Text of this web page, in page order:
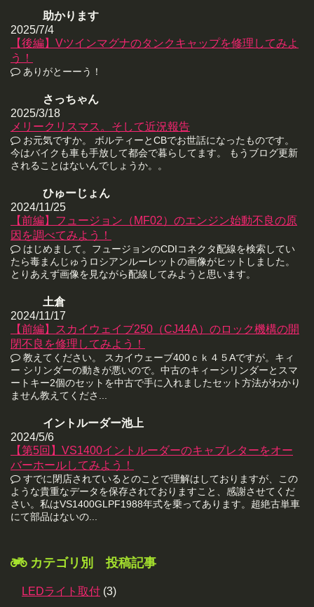
助かります
2025/7/4
【後編】Vツインマグナのタンクキャップを修理してみよ
う！
ありがとーーう！
さっちゃん
2025/3/18
メリークリスマス。そして近況報告
お元気ですか。 ボルティーとCBでお世話になったものです。
今はバイクも車も手放して都会で暮らしてます。 もうブログ更新
されることはないんでしょうか。。
ひゅーじょん
2024/11/25
【前編】フュージョン（MF02）のエンジン始動不良の原
因を調べてみよう！
はじめまして。フュージョンのCDIコネクタ配線を検索してい
たら毒まんじゅうロシアンルーレットの画像がヒットしました。
とりあえず画像を見ながら配線してみようと思います。
土倉
2024/11/17
【前編】スカイウェイブ250（CJ44A）のロック機構の開
閉不良を修理してみよう！
教えてください。 スカイウェーブ400ｃｋ４５Aですが。キィ
ー シリンダーの動きが悪いので。中古のキィーシリンダーとスマ
ートキー2個のセットを中古で手に入れましたセット方法がわかり
ません教えてくださ...
イントルーダー池上
2024/5/6
【第5回】VS1400イントルーダーのキャブレターをオー
バーホールしてみよう！
すでに閉店されているとのことで理解はしておりますが、この
ような貴重なデータを保存されておりますこと、感謝させてくだ
さい。私はVS1400GLPF1988年式を乗ってあります。超絶古単車
にて部品はないの...
カテゴリ別 投稿記事
LEDライト取付 (3)